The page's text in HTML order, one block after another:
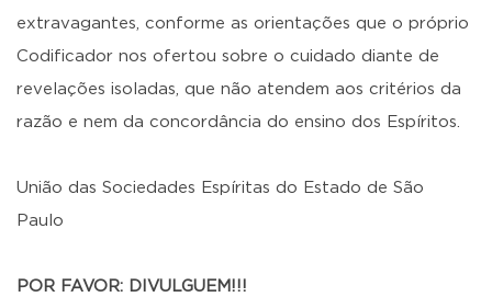
extravagantes, conforme as orientações que o próprio
Codificador nos ofertou sobre o cuidado diante de
revelações isoladas, que não atendem aos critérios da
razão e nem da concordância do ensino dos Espíritos.
União das Sociedades Espíritas do Estado de São
Paulo
POR FAVOR: DIVULGUEM!!!